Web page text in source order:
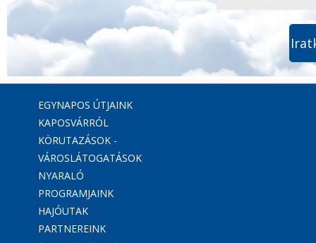
EGYNAPOS ÚTJAINK
KAPOSVÁRRÓL
KÖRUTAZÁSOK -
VÁROSLÁTOGATÁSOK
NYARALÓ
PROGRAMJAINK
HAJÓUTAK
PARTNEREINK